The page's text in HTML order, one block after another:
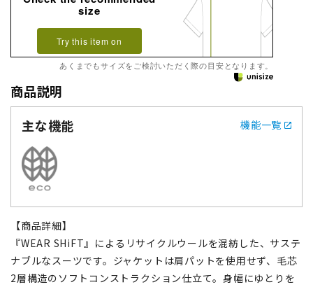
size
Try this item on
あくまでもサイズをご検討いただく際の目安となります。
商品説明
主な機能
機能一覧
【商品詳細】
『WEAR SHiFT』によるリサイクルウールを混紡した、サステ
ナブルなスーツです。ジャケットは肩パットを使用せず、毛芯
2層構造のソフトコンストラクション仕立て。身幅にゆとりを